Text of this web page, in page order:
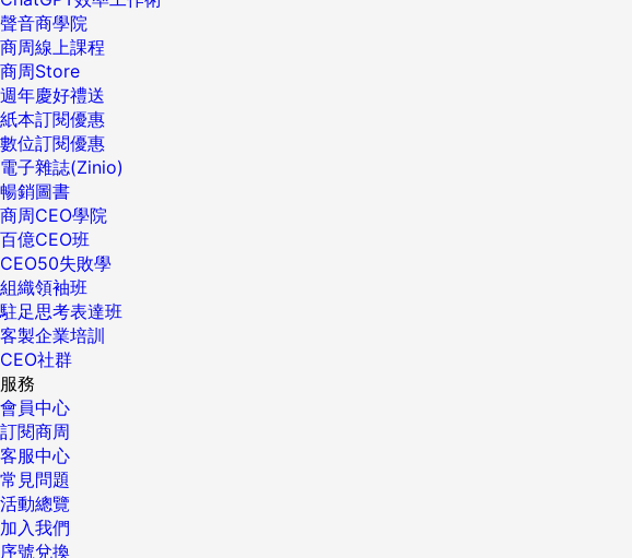
聲音商學院
商周線上課程
商周Store
週年慶好禮送
紙本訂閱優惠
數位訂閱優惠
電子雜誌(Zinio)
暢銷圖書
商周CEO學院
百億CEO班
CEO50失敗學
組織領袖班
駐足思考表達班
客製企業培訓
CEO社群
服務
會員中心
訂閱商周
客服中心
常見問題
活動總覽
加入我們
序號兌換